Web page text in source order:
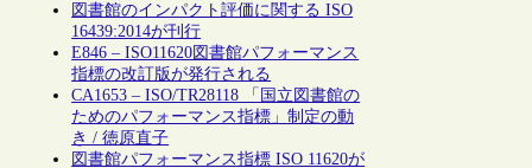
図書館のインパクト評価に関する ISO
16439:2014が刊行
E846 – ISO11620図書館パフォーマンス
指標の改訂版が発行される
CA1653 – ISO/TR28118 「国立図書館の
ためのパフォーマンス指標」制定の動
き / 徳原直子
図書館パフォーマンス指標 ISO 11620が